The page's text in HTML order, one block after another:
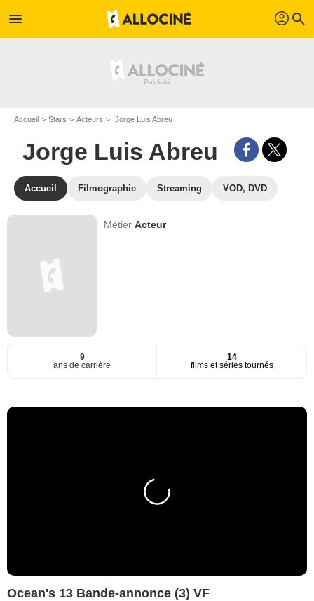
menu profil search
Accueil Stars Acteurs Jorge Luis Abreu
Jorge Luis Abreu
Accueil Filmographie Streaming VOD, DVD
MétierActeur
9
ans de carrière
14
films et séries tournés
Ocean's 13 Bande-annonce (3) VF